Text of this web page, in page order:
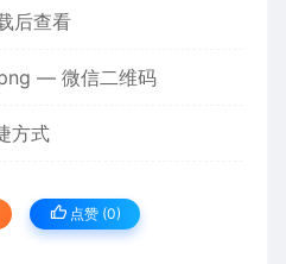
后查看
— 微信二维码
方式
点赞 (0)